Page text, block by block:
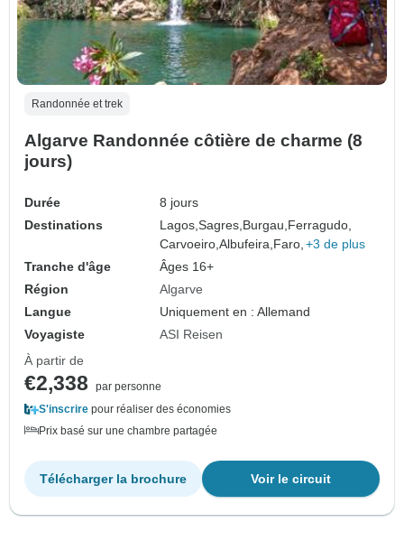
Randonnée et trek
Algarve Randonnée côtière de charme (8
jours)
Durée
8 jours
Destinations
Lagos,Sagres, Burgau, Ferragudo,
Carvoeiro,Albufeira, Faro, +3 de plus
Tranche d'âge
Âges 16+
Région
Algarve
Langue
Uniquement en : Allemand
Voyagiste
ASI Reisen
À partir de
€2,338
par personne
S'inscrire pour réaliser des économies
Prix basé sur une chambre partagée
Voir le circuit
Télécharger la brochure